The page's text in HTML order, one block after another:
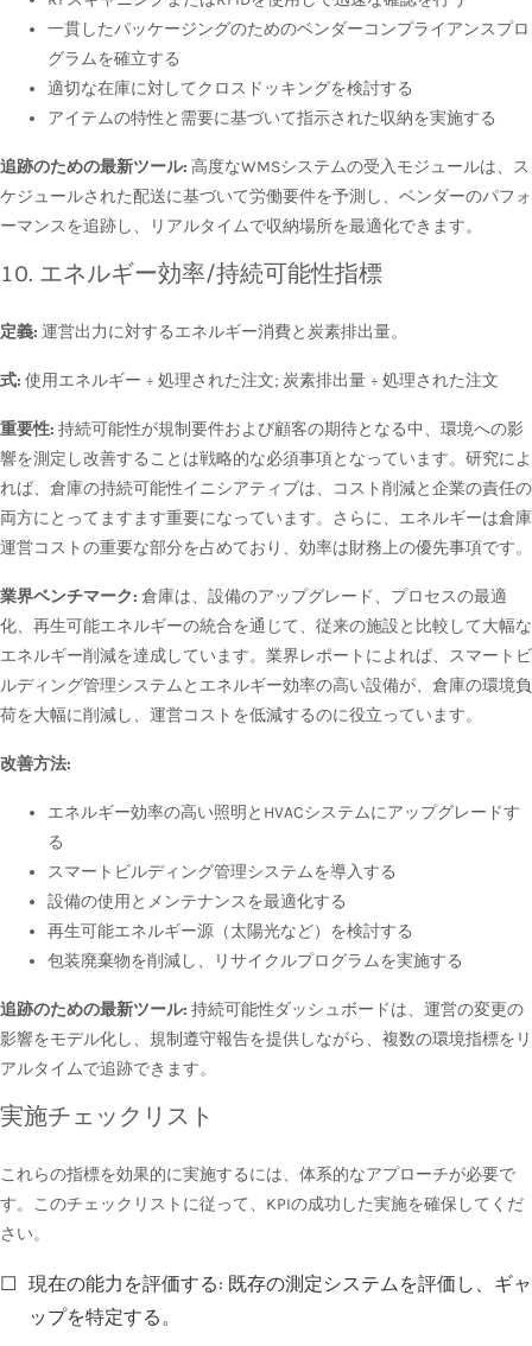
一貫したパッケージングのためのベンダーコンプライアンスプロ
グラムを確立する
適切な在庫に対してクロスドッキングを検討する
アイテムの特性と需要に基づいて指示された収納を実施する
追跡のための最新ツール: 高度なWMSシステムの受入モジュールは、ス
ケジュールされた配送に基づいて労働要件を予測し、ベンダーのパフォ
ーマンスを追跡し、リアルタイムで収納場所を最適化できます。
10. エネルギー効率/持続可能性指標
定義: 運営出力に対するエネルギー消費と炭素排出量。
式: 使用エネルギー ÷ 処理された注文; 炭素排出量 ÷ 処理された注文
重要性: 持続可能性が規制要件および顧客の期待となる中、環境への影
響を測定し改善することは戦略的な必須事項となっています。研究によ
れば、倉庫の持続可能性イニシアティブは、コスト削減と企業の責任の
両方にとってますます重要になっています。さらに、エネルギーは倉庫
運営コストの重要な部分を占めており、効率は財務上の優先事項です。
業界ベンチマーク: 倉庫は、設備のアップグレード、プロセスの最適
化、再生可能エネルギーの統合を通じて、従来の施設と比較して大幅な
エネルギー削減を達成しています。業界レポートによれば、スマートビ
ルディング管理システムとエネルギー効率の高い設備が、倉庫の環境負
荷を大幅に削減し、運営コストを低減するのに役立っています。
改善方法:
エネルギー効率の高い照明とHVACシステムにアップグレードす
る
スマートビルディング管理システムを導入する
設備の使用とメンテナンスを最適化する
再生可能エネルギー源（太陽光など）を検討する
包装廃棄物を削減し、リサイクルプログラムを実施する
追跡のための最新ツール: 持続可能性ダッシュボードは、運営の変更の
影響をモデル化し、規制遵守報告を提供しながら、複数の環境指標をリ
アルタイムで追跡できます。
実施チェックリスト
これらの指標を効果的に実施するには、体系的なアプローチが必要で
す。このチェックリストに従って、KPIの成功した実施を確保してくだ
さい。
☐ 現在の能力を評価する: 既存の測定システムを評価し、ギャ
ップを特定する。